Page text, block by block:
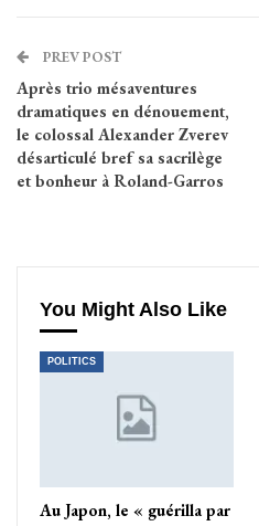
PREV POST
Après trio mésaventures
dramatiques en dénouement,
le colossal Alexander Zverev
désarticulé bref sa sacrilège
et bonheur à Roland-Garros
You Might Also Like
POLITICS
Au Japon, le « guérilla par